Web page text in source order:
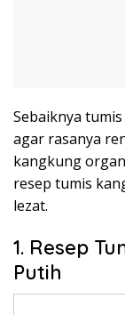
Sebaiknya
agar rasanya
kangkung
resep tumis
lezat.
1. Resep
Putih